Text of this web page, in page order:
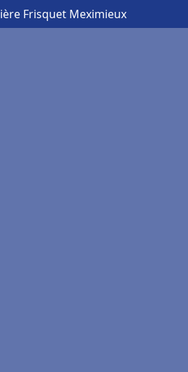
Frisquet Meximieux